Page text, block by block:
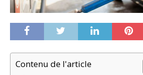
Contenu de l'article